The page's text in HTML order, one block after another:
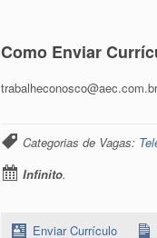
Como Enviar
trabalheconosco@aec.com.br
Categorias de Vagas:
Infinito.
Enviar Currículo